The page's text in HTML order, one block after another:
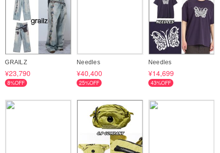
GRAILZ
¥23,790
8%OFF
Needles
¥40,400
25%OFF
Needles
¥14,699
43%OFF